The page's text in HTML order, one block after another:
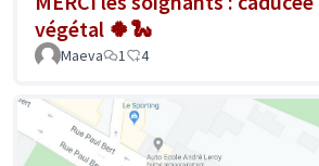
végétal 🍀🐍
Maeva 1 4